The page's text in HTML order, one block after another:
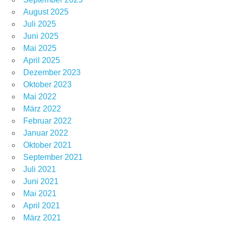
August 2025
Juli 2025
Juni 2025
Mai 2025
April 2025
Dezember 2023
Oktober 2023
Mai 2022
März 2022
Februar 2022
Januar 2022
Oktober 2021
September 2021
Juli 2021
Juni 2021
Mai 2021
April 2021
März 2021